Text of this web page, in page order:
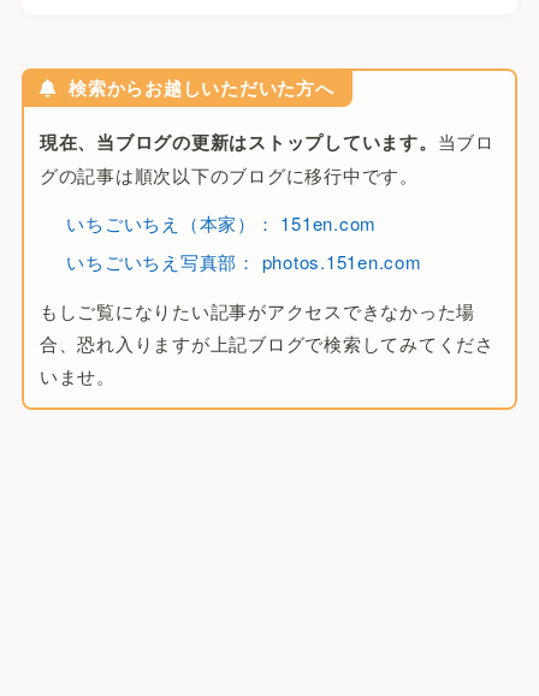
検索からお越しいただいた方へ
現在、当ブログの更新はストップしています。 当ブロ
グの記事は順次以下のブログに移行中です。
いちごいちえ（本家）： 151en.com
いちごいちえ写真部： photos.151en.com
もしご覧になりたい記事がアクセスできなかった場
合、恐れ入りますが上記ブログで検索してみてくださ
いませ。